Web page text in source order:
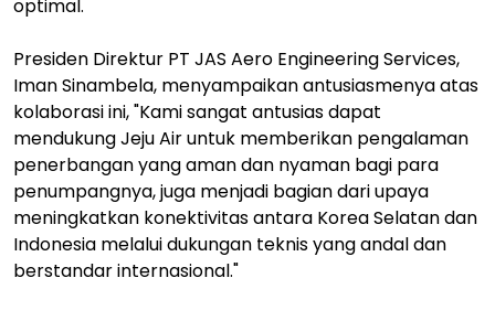
optimal.
Presiden Direktur PT JAS Aero Engineering Services,
Iman Sinambela, menyampaikan antusiasmenya atas
kolaborasi ini, "Kami sangat antusias dapat
mendukung Jeju Air untuk memberikan pengalaman
penerbangan yang aman dan nyaman bagi para
penumpangnya, juga menjadi bagian dari upaya
meningkatkan konektivitas antara Korea Selatan dan
Indonesia melalui dukungan teknis yang andal dan
berstandar internasional."